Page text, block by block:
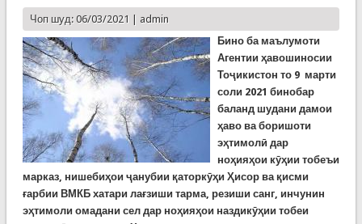
Чоп шуд: 06/03/2021 | admin
Бино ба маълумоти
Агентии ҳавошиносии
Тоҷикистон то 9 марти
соли 2021 бинобар
баланд шудани дамои
ҳаво ва боришоти
эҳтимолӣ дар
ноҳияҳои кӯҳии тобеъи
марказ, нишебиҳои ҷанубии қаторкӯҳи Ҳисор ва қисми
ғарбии ВМКБ хатари лағзиши тарма, резиши санг, инчунин
эҳтимоли омадани сел дар ноҳияҳои наздикӯҳии тобеи